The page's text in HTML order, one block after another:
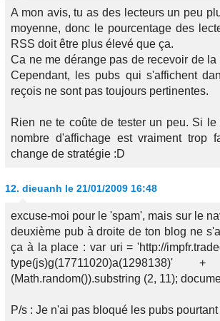
A mon avis, tu as des lecteurs un peu
moyenne, donc le pourcentage des
RSS doit être plus élevé que ça.
Ca ne me dérange pas de recevoir de la
Cependant, les pubs qui s'affichent
reçois ne sont pas toujours pertinentes.
Rien ne te coûte de tester un peu. Si
nombre d'affichage est vraiment trop
change de stratégie :D
12. dieuanh le 21/01/2009 16:48
excuse-moi pour le 'spam', mais sur le
deuxième pub à droite de ton blog ne
ça à la place : var uri = 'http://
(Math.random()).substring (2, 11);
P/s : Je n'ai pas bloqué les pubs pourtant